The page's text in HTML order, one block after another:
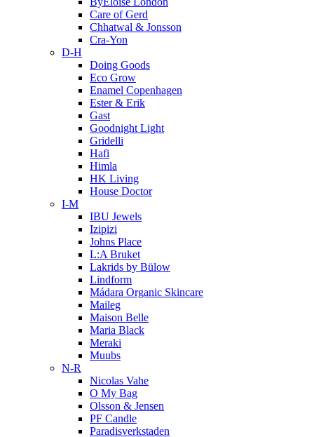
Care of Gerd
Chhatwal & Jonsson
Cra-Yon
D-H
Doing Goods
Eco Grow
Enamel Copenhagen
Ester & Erik
Gast
Goodnight Light
Gridelli
Hafi
Himla
HK Living
House Doctor
I-M
IBU Jewels
Izipizi
Johns Place
L:A Bruket
Lakrids by Bülow
Lindform
Mádara Organic Skincare
Maileg
Maison Belle
Maria Black
Meraki
Muubs
N-R
Nicolas Vahe
O My Bag
Olsson & Jensen
PF Candle
Paradisverkstaden